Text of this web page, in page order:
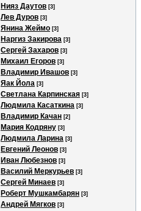
Нияз Даутов [3]
Лев Дуров [3]
Янина Жеймо [3]
Наргиз Закирова [3]
Сергей Захаров [3]
Михаил Егоров [3]
Владимир Ивашов [3]
Яак Йола [3]
Светлана Карпинская [3]
Людмила Касаткина [3]
Владимир Качан [2]
Мария Кодряну [3]
Людмила Ларина [3]
Евгений Леонов [3]
Иван Любезнов [3]
Василий Меркурьев [3]
Сергей Минаев [3]
Роберт Мушкамбарян [3]
Андрей Мягков [3]